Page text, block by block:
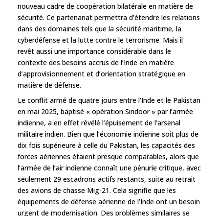
nouveau cadre de coopération bilatérale en matière de
sécurité. Ce partenariat permettra d’étendre les relations
dans des domaines tels que la sécurité maritime, la
cyberdéfense et la lutte contre le terrorisme. Mais il
revêt aussi une importance considérable dans le
contexte des besoins accrus de l’Inde en matière
d’approvisionnement et d’orientation stratégique en
matière de défense.
Le conflit armé de quatre jours entre l’Inde et le Pakistan
en mai 2025, baptisé « opération Sindoor » par l’armée
indienne, a en effet révélé l’épuisement de l’arsenal
militaire indien. Bien que l’économie indienne soit plus de
dix fois supérieure à celle du Pakistan, les capacités des
forces aériennes étaient presque comparables, alors que
l’armée de l’air indienne connaît une pénurie critique, avec
seulement 29 escadrons actifs restants, suite au retrait
des avions de chasse Mig-21. Cela signifie que les
équipements de défense aérienne de l’Inde ont un besoin
urgent de modernisation. Des problèmes similaires se